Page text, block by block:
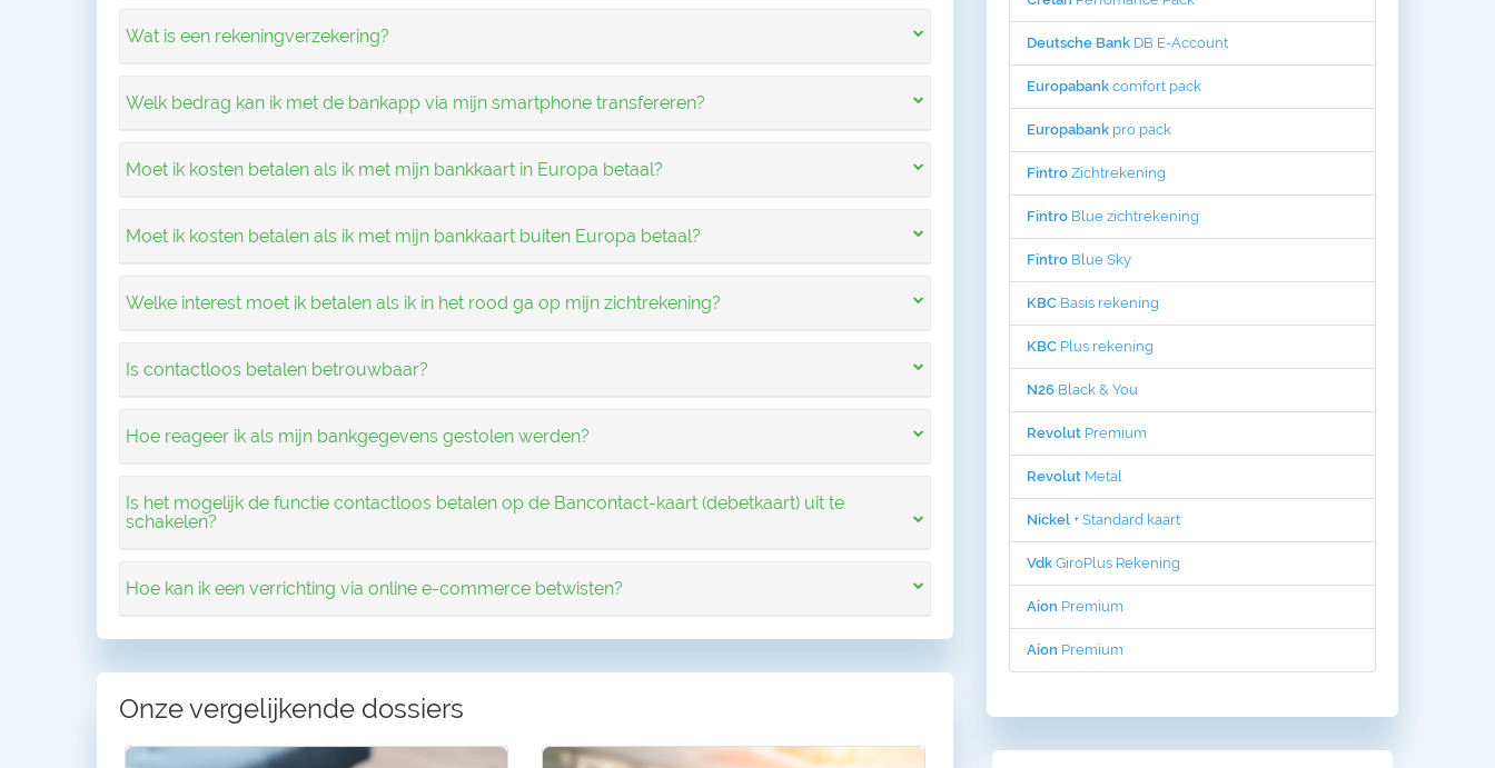
Wat is een rekeningverzekering?
Welk bedrag kan ik met de bankapp via mijn smartphone transfereren?
Moet ik kosten betalen als ik met mijn bankkaart in Europa betaal?
Moet ik kosten betalen als ik met mijn bankkaart buiten Europa betaal?
Welke interest moet ik betalen als ik in het rood ga op mijn zichtrekening?
Is contactloos betalen betrouwbaar?
Hoe reageer ik als mijn bankgegevens gestolen werden?
Is het mogelijk de functie contactloos betalen op de Bancontact-kaart (debetkaart) uit te
schakelen?
Hoe kan ik een verrichting via online e-commerce betwisten?
Onze vergelijkende dossiers
Deutsche Bank DB E-Account
Europabank comfort pack
Europabank pro pack
Fintro Zichtrekening
Fintro Blue zichtrekening
Fintro Blue Sky
KBC Basis rekening
KBC Plus rekening
N26 Black & You
Revolut Premium
Revolut Metal
Nickel + Standard kaart
Vdk GiroPlus Rekening
Aion Premium
Aion Premium